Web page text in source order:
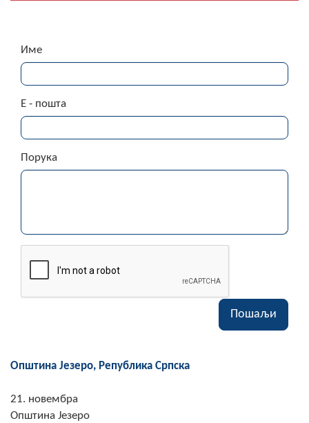
Занимљивости
О Начелнику
СКУПШТИНА
Статут Општине
Скупштинско вијеће општине језеро
Службени Гласници
Име
Е - пошта
Порука
Пошаљи
Општина Језеро, Република Српска
21. новембра
Општина Језеро